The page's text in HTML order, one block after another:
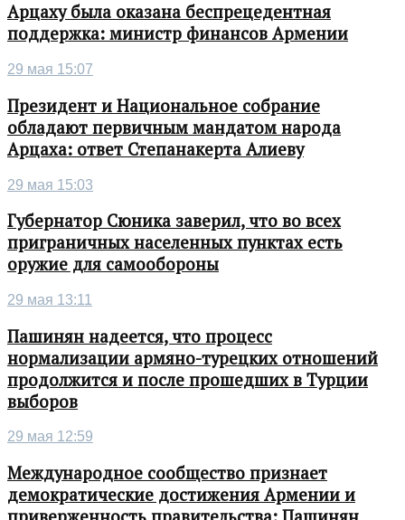
Арцаху была оказана беспрецедентная
поддержка: министр финансов Армении
29 мая 15:07
Президент и Национальное собрание
обладают первичным мандатом народа
Арцаха: ответ Степанакерта Алиеву
29 мая 15:03
Губернатор Сюника заверил, что во всех
приграничных населенных пунктах есть
оружие для самообороны
29 мая 13:11
Пашинян надеется, что процесс
нормализации армяно-турецких отношений
продолжится и после прошедших в Турции
выборов
29 мая 12:59
Международное сообщество признает
демократические достижения Армении и